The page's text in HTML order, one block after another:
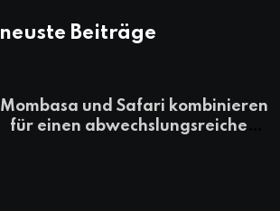
neuste Beiträge
Mombasa und Safari kombinieren
für einen abwechslungsreichen